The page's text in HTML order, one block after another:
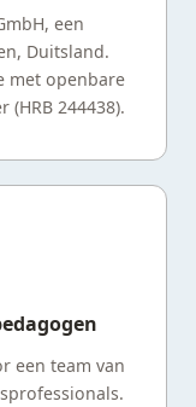
een
Duitsland.
met openbare
244438).
een team van